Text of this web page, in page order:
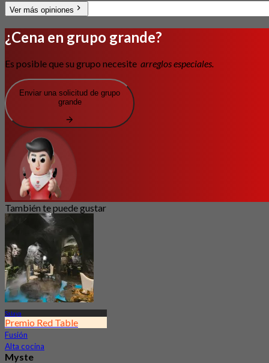
Ver más opiniones
¿Cena en grupo grande?
Es posible que su grupo necesite arreglos especiales.
Enviar una solicitud de grupo
grande
También te puede gustar
Salaya
Premio Red Table
Fusión
Alta cocina
Myste